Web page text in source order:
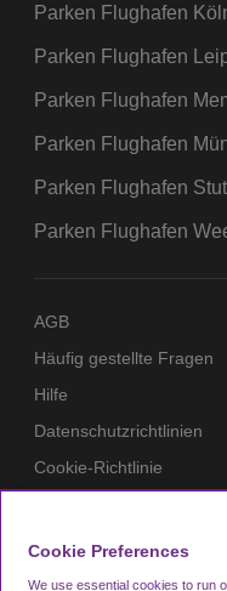
Parken Flughafen
Parken Flughafen
Parken Flughafen
Parken Flughafen
Parken Flughafen
Parken Flughafen
AGB
Häufig gestellte Fragen
Hilfe
Datenschutzrichtlinien
Cookie-Richtlinie
Zahlungsmittel
Cookie Preferences
We use essential cookies to run